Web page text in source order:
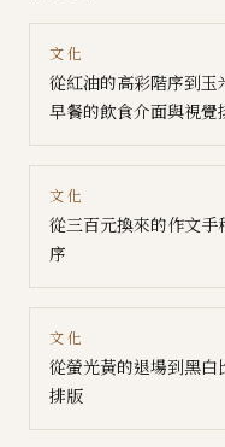
文化
從紅油的高彩階序到
早餐的飲食介面與視覺
文化
從三百元換來的作文
序
文化
從螢光黃的退場到黑
排版